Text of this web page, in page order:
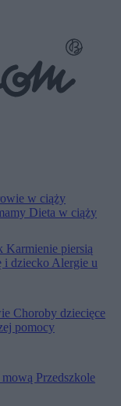
w ciąży
Dieta w ciąży
Karmienie piersią
i dziecko Alergie u
Choroby dziecięce
pomocy
Przedszkole